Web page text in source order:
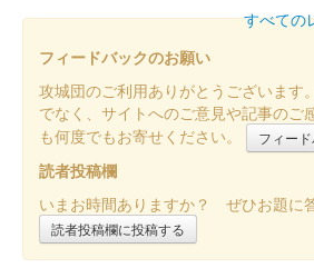
小田原城 御城印 オシロボッ
2024年12月21、22日に開催されたお城
シロボッツブースにて販売された御城印
地販売。
すべての
フィードバックのお願い
攻城団のご利用ありがとうございます
でなく、サイトへのご意見や記事のご
も何度でもお寄せください。
フィー
読者投稿欄
いまお時間ありますか？ ぜひお題に
読者投稿欄に投稿する